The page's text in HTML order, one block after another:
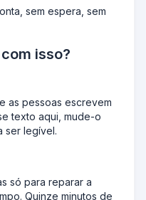
sem espera, sem
isso?
as pessoas escrevem
texto aqui, mude-o
ser legível.
só para reparar a
Quinze minutos de